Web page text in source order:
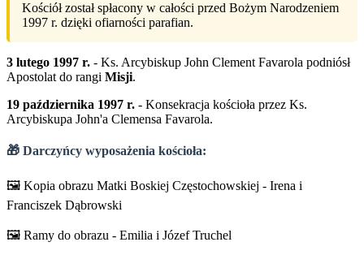
Kościół został spłacony w całości przed Bożym Narodzeniem
1997 r. dzięki ofiarności parafian.
3 lutego 1997 r. - Ks. Arcybiskup John Clement Favarola podniósł
Apostolat do rangi Misji.
19 października 1997 r. - Konsekracja kościoła przez Ks.
Arcybiskupa John'a Clemensa Favarola.
🎁 Darczyńcy wyposażenia kościoła:
🖼️ Kopia obrazu Matki Boskiej Częstochowskiej - Irena i
Franciszek Dąbrowski
🖼️ Ramy do obrazu - Emilia i Józef Truchel